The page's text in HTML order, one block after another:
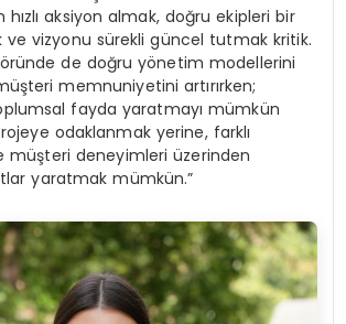
hızlı aksiyon almak, doğru ekipleri bir
vizyonu sürekli güncel tutmak kritik.
de doğru yönetim modellerini
memnuniyetini artırırken;
fayda yaratmayı mümkün
odaklanmak yerine, farklı
müşteri deneyimleri üzerinden
yaratmak mümkün.”